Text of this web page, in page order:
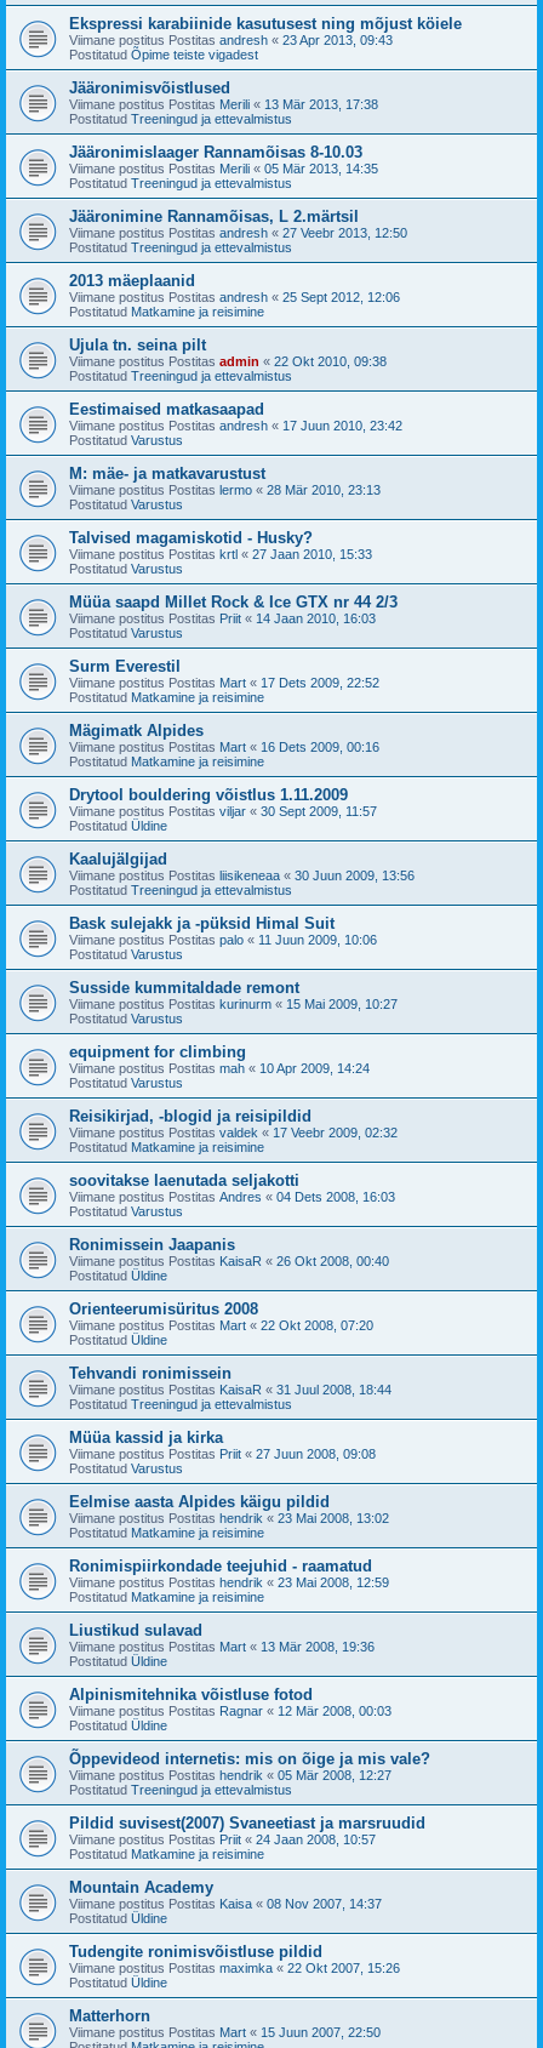
Ekspressi karabiinide kasutusest ning mõjust köiele
Viimane postitus Postitas andresh « 23 Apr 2013, 09:43
Postitatud Õpime teiste vigadest
Jääronimisvõistlused
Viimane postitus Postitas Merili « 13 Mär 2013, 17:38
Postitatud Treeningud ja ettevalmistus
Jääronimislaager Rannamõisas 8-10.03
Viimane postitus Postitas Merili « 05 Mär 2013, 14:35
Postitatud Treeningud ja ettevalmistus
Jääronimine Rannamõisas, L 2.märtsil
Viimane postitus Postitas andresh « 27 Veebr 2013, 12:50
Postitatud Treeningud ja ettevalmistus
2013 mäeplaanid
Viimane postitus Postitas andresh « 25 Sept 2012, 12:06
Postitatud Matkamine ja reisimine
Ujula tn. seina pilt
Viimane postitus Postitas admin « 22 Okt 2010, 09:38
Postitatud Treeningud ja ettevalmistus
Eestimaised matkasaapad
Viimane postitus Postitas andresh « 17 Juun 2010, 23:42
Postitatud Varustus
M: mäe- ja matkavarustust
Viimane postitus Postitas lermo « 28 Mär 2010, 23:13
Postitatud Varustus
Talvised magamiskotid - Husky?
Viimane postitus Postitas krtl « 27 Jaan 2010, 15:33
Postitatud Varustus
Müüa saapd Millet Rock & Ice GTX nr 44 2/3
Viimane postitus Postitas Priit « 14 Jaan 2010, 16:03
Postitatud Varustus
Surm Everestil
Viimane postitus Postitas Mart « 17 Dets 2009, 22:52
Postitatud Matkamine ja reisimine
Mägimatk Alpides
Viimane postitus Postitas Mart « 16 Dets 2009, 00:16
Postitatud Matkamine ja reisimine
Drytool bouldering võistlus 1.11.2009
Viimane postitus Postitas viljar « 30 Sept 2009, 11:57
Postitatud Üldine
Kaalujälgijad
Viimane postitus Postitas liisikeneaa « 30 Juun 2009, 13:56
Postitatud Treeningud ja ettevalmistus
Bask sulejakk ja -püksid Himal Suit
Viimane postitus Postitas palo « 11 Juun 2009, 10:06
Postitatud Varustus
Susside kummitaldade remont
Viimane postitus Postitas kurinurm « 15 Mai 2009, 10:27
Postitatud Varustus
equipment for climbing
Viimane postitus Postitas mah « 10 Apr 2009, 14:24
Postitatud Varustus
Reisikirjad, -blogid ja reisipildid
Viimane postitus Postitas valdek « 17 Veebr 2009, 02:32
Postitatud Matkamine ja reisimine
soovitakse laenutada seljakotti
Viimane postitus Postitas Andres « 04 Dets 2008, 16:03
Postitatud Varustus
Ronimissein Jaapanis
Viimane postitus Postitas KaisaR « 26 Okt 2008, 00:40
Postitatud Üldine
Orienteerumisüritus 2008
Viimane postitus Postitas Mart « 22 Okt 2008, 07:20
Postitatud Üldine
Tehvandi ronimissein
Viimane postitus Postitas KaisaR « 31 Juul 2008, 18:44
Postitatud Treeningud ja ettevalmistus
Müüa kassid ja kirka
Viimane postitus Postitas Priit « 27 Juun 2008, 09:08
Postitatud Varustus
Eelmise aasta Alpides käigu pildid
Viimane postitus Postitas hendrik « 23 Mai 2008, 13:02
Postitatud Matkamine ja reisimine
Ronimispiirkondade teejuhid - raamatud
Viimane postitus Postitas hendrik « 23 Mai 2008, 12:59
Postitatud Matkamine ja reisimine
Liustikud sulavad
Viimane postitus Postitas Mart « 13 Mär 2008, 19:36
Postitatud Üldine
Alpinismitehnika võistluse fotod
Viimane postitus Postitas Ragnar « 12 Mär 2008, 00:03
Postitatud Üldine
Õppevideod internetis: mis on õige ja mis vale?
Viimane postitus Postitas hendrik « 05 Mär 2008, 12:27
Postitatud Treeningud ja ettevalmistus
Pildid suvisest(2007) Svaneetiast ja marsruudid
Viimane postitus Postitas Priit « 24 Jaan 2008, 10:57
Postitatud Matkamine ja reisimine
Mountain Academy
Viimane postitus Postitas Kaisa « 08 Nov 2007, 14:37
Postitatud Üldine
Tudengite ronimisvõistluse pildid
Viimane postitus Postitas maximka « 22 Okt 2007, 15:26
Postitatud Üldine
Matterhorn
Viimane postitus Postitas Mart « 15 Juun 2007, 22:50